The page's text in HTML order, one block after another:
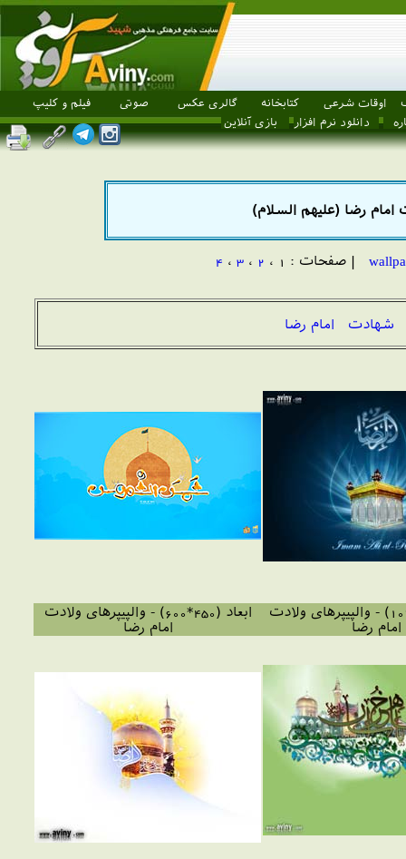
اوقات شرعی کتابخانه گالری عکس صوتی
فیلم و کلیپ
دانلود نرم افزار بازی آنلاین
امام رضا (علیهم السلام)
| صفحات : 1 ، 2 ، 3 ، 4
شهادت امام رضا
ابعاد (768*1024) - والپیپرهای ولادت
امام رضا
ابعاد (450*600) - والپیپرهای ولادت
امام رضا